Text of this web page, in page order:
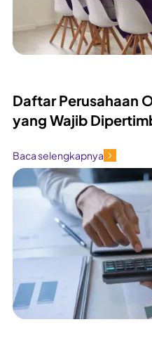
Daftar Perusahaan
yang Wajib
Baca selengkapnya